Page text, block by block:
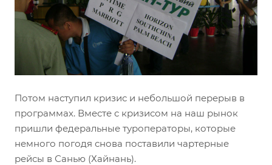
Потом наступил кризис и небольшой перерыв в
программах. Вместе с кризисом на наш рынок
пришли федеральные туроператоры, которые
немного погодя снова поставили чартерные
рейсы в Санью (Хайнань).